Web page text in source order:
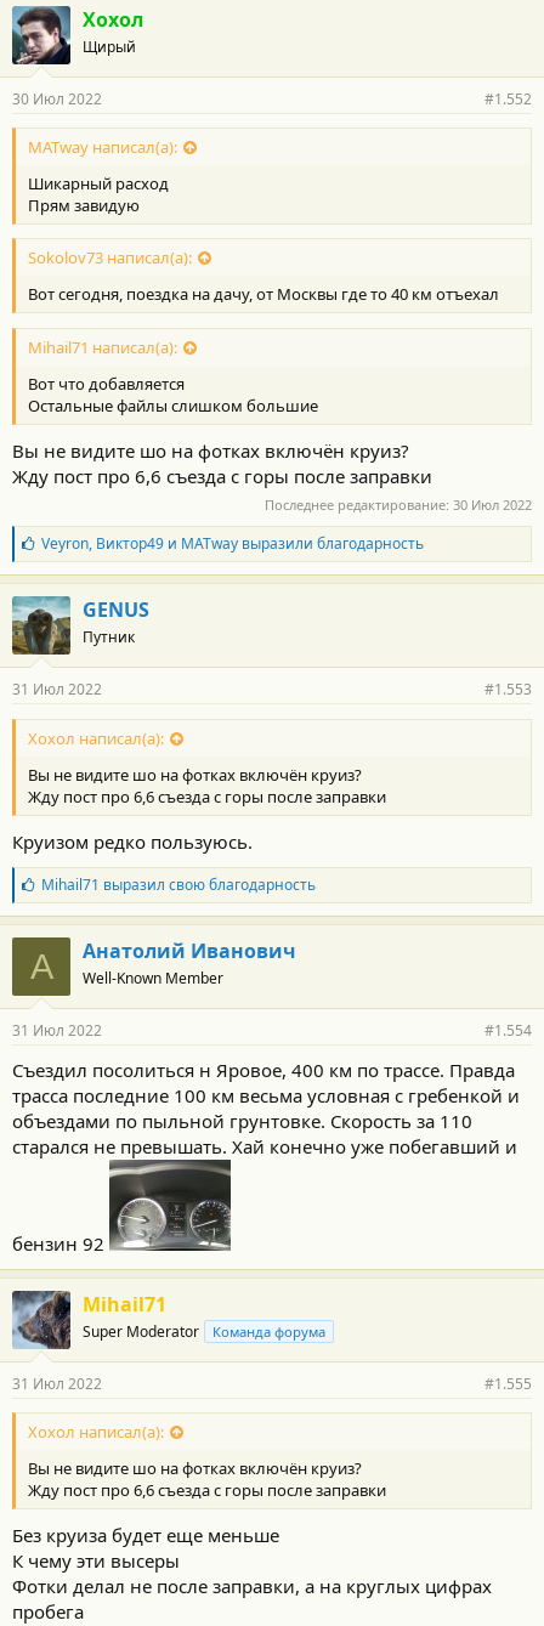
Хохол
Щирый
30 Июл 2022 #1.552
MATway написал(а):
Шикарный расход
Прям завидую
Sokolov73 написал(а):
Вот сегодня, поездка на дачу, от Москвы где то 40 км отъехал
Mihail71 написал(а):
Вот что добавляется
Остальные файлы слишком большие
Вы не видите шо на фотках включён круиз?
Жду пост про 6,6 съезда с горы после заправки
Последнее редактирование: 30 Июл 2022
Б
л
а
г
о
д
а
н
о
с
и
:
Veyron, Виктор49и MATwayвыразили благодарность
GENUS
Путник
31 Июл 2022 #1.553
Хохол написал(а):
Вы не видите шо на фотках включён круиз?
Жду пост про 6,6 съезда с горы после заправки
Круизом редко пользуюсь.
Б
л
а
г
о
а
н
с
т
и
Mihail71 выразил свою благодарность
А Анатолий Иванович
Well-Known Member
31 Июл 2022 #1.554
Съездил посолиться н Яровое, 400 км по трассе. Правда
трасса последние 100 км весьма условная с гребенкой и
объездами по пыльной грунтовке. Скорость за 110
старался не превышать. Хай конечно уже побегавший и
бензин 92
Mihail71
Super Moderator Команда форума
31 Июл 2022 #1.555
Хохол написал(а):
Вы не видите шо на фотках включён круиз?
Жду пост про 6,6 съезда с горы после заправки
Без круиза будет еще меньше
К чему эти высеры
Фотки делал не после заправки, а на круглых цифрах
пробега